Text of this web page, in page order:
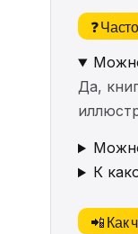
❓
Да,
К
📲 Как